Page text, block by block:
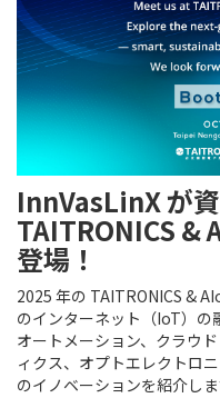
InnVasLinX が資
TAITRONICS &
登場！
2025 年の TAITRONICS &
のインターネット（IoT）の
オートメーション、クラウ
ィクス、オプトエレクトロ
のイノベーションを紹介しま